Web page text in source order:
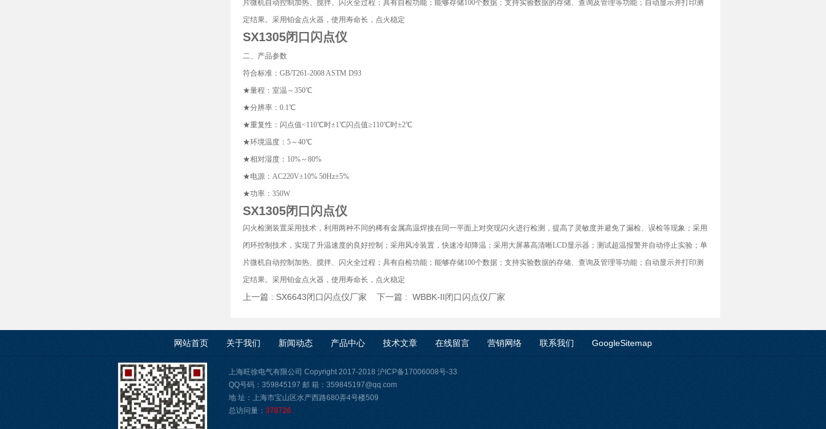
片微机自动控制加热、搅拌、闪火全过程；具有自检功能；能够存储100个数据；支持实验数据的存储、查询及管理等功能；自动显示并打印测
定结果。采用铂金点火器，使用寿命长，点火稳定
SX1305闭口闪点仪
二、产品参数
符合标准：GB/T261-2008 ASTM D93
★量程：室温～350℃
★分辨率：0.1℃
★重复性：闪点值<110℃时±1℃闪点值≥110℃时±2℃
★环境温度：5～40℃
★相对湿度：10%～80%
★电源：AC220V±10% 50Hz±5%
★功率：350W
SX1305闭口闪点仪
闪火检测装置采用技术，利用两种不同的稀有金属高温焊接在同一平面上对突现闪火进行检测，提高了灵敏度并避免了漏检、误检等现象；采用
闭环控制技术，实现了升温速度的良好控制；采用风冷装置，快速冷却降温；采用大屏幕高清晰LCD显示器；测试超温报警并自动停止实验；单
片微机自动控制加热、搅拌、闪火全过程；具有自检功能；能够存储100个数据；支持实验数据的存储、查询及管理等功能；自动显示并打印测
定结果。采用铂金点火器，使用寿命长，点火稳定
上一篇 : SX6643闭口闪点仪厂家 下一篇 : WBBK-II闭口闪点仪厂家
网站首页 关于我们 新闻动态 产品中心 技术文章 在线留言 营销网络 联系我们 GoogleSitemap
上海旺徐电气有限公司 Copyright 2017-2018 沪ICP备17006008号-33
QQ号码：359845197 邮 箱：359845197@qq.com
地 址：上海市宝山区水产西路680弄4号楼509
总访问量： 378726